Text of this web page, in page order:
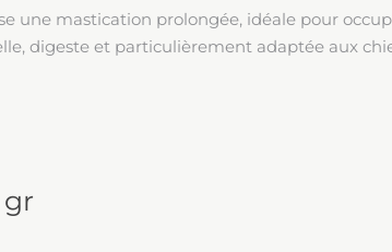
une mastication prolongée, idéale pour
digeste et particulièrement adaptée aux